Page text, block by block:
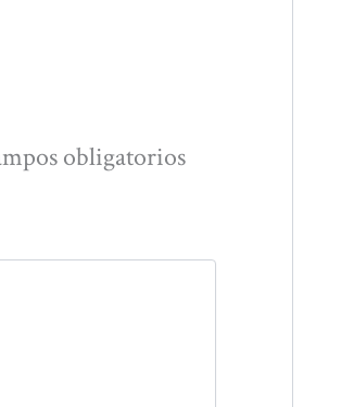
obligatorios